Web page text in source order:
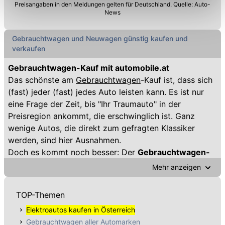
Einschränkung womöglich nicht mehr alle
können die Einstellungen jederzeit in unserer
Datenschutzerklärunganpassen.
TOP-Themen
Elektroautos kaufen in Österreich
Gebrauchtwagen aller Automarken
Preisangaben in den Meldungen gelten für Deutschland. Quelle: Auto-
News
Gebrauchtwagen und Neuwagen günstig kaufen und
verkaufen
Gebrauchtwagen-Kauf mit automobile.at
Das schönste am Gebrauchtwagen-Kauf ist, dass sich
(fast) jeder (fast) jedes Auto leisten kann. Es ist nur
eine Frage der Zeit, bis "Ihr Traumauto" in der
Preisregion ankommt, die erschwinglich ist. Ganz
wenige Autos, die direkt zum gefragten Klassiker
werden, sind hier Ausnahmen.
Doch es kommt noch besser: Der Gebrauchtwagen-
zeigt das Phänomen, dass oft Autos aus hohen
Klassen einen höheren Wertverlust verzeichnen als
sowohl absolut als auch in Relation.
Daher lohnt es sich oft, den einen Blick bzw. einen
Mehr anzeigen